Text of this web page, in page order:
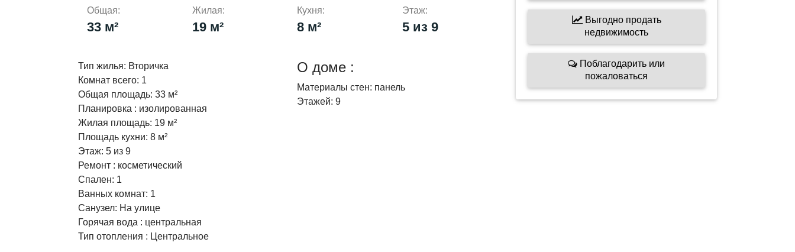
Общая:
33 м²
Жилая:
19 м²
Кухня:
8 м²
Этаж:
5 из 9
Тип жилья: Вторичка
Комнат всего: 1
Общая площадь: 33 м²
Планировка : изолированная
Жилая площадь: 19 м²
Площадь кухни: 8 м²
Этаж: 5 из 9
Ремонт : косметический
Спален: 1
Ванных комнат: 1
Cанузел: На улице
Горячая вода : центральная
Тип отопления : Центральное
О доме :
Материалы стен: панель
Этажей: 9
Выгодно продать
недвижимость
пожаловаться